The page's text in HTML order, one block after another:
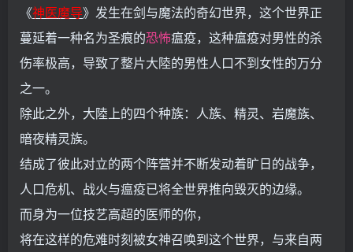
《神医魔导》发生在剑与魔法的奇幻世界，这个世界正
蔓延着一种名为圣痕的恐怖瘟疫，这种瘟疫对男性的杀
伤率极高，导致了整片大陸的男性人口不到女性的万分
之一。
除此之外，大陸上的四个种族：人族、精灵、岩魔族、
暗夜精灵族。
结成了彼此对立的两个阵营并不断发动着旷日的战争，
人口危机、战火与瘟疫已将全世界推向毁灭的边缘。
而身为一位技艺高超的医师的你，
将在这样的危难时刻被女神召唤到这个世界，与来自两